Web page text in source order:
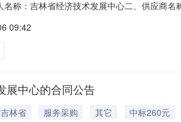
名称：吉林省经济技术发展中心二、供应商
：七、其它事项：详见附件中的合同文件八
09:42
展中心的合同公告
吉林省 服务采购 其它
中标260元